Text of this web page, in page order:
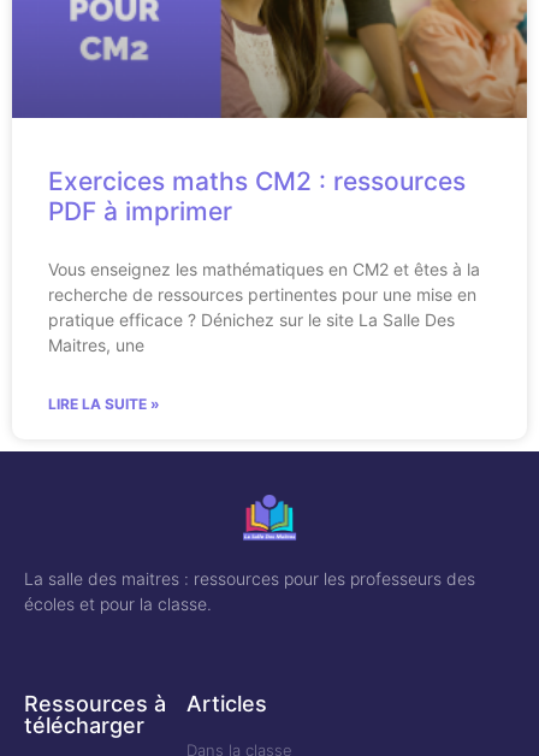
Exercices maths CM2 : ressources
PDF à imprimer
Vous enseignez les mathématiques en CM2 et êtes à la
recherche de ressources pertinentes pour une mise en
pratique efficace ? Dénichez sur le site La Salle Des
Maitres, une
LIRE LA SUITE »
La salle des maitres : ressources pour les professeurs des
écoles et pour la classe.
Ressources à
télécharger
Articles
Dans la classe